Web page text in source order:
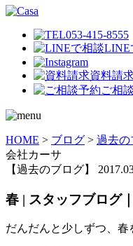
053-415-8555
LINE
資料請
ご相
HOME > ブログ > 過去の
会社カーサ
【過去のブログ】
春 | スタッフブログ
だんだんと少しずつ、春